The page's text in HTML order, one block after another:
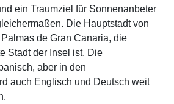
ein Traumziel für Sonnenanbeter
Die Hauptstadt von
de Gran Canaria, die
Stadt der Insel ist. Die
aber in den
auch Englisch und Deutsch weit